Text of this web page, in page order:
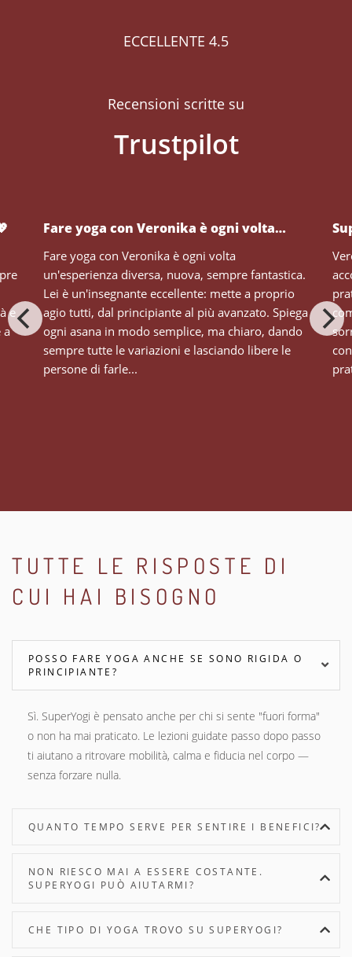
ECCELLENTE 4.5
Recensioni scritte su
Fare yoga con Veronika è ogni volta…
Fare yoga con Veronika è ogni volta
un'esperienza diversa, nuova, sempre fantastica.
Lei è un'insegnante eccellente: mette a proprio
agio tutti, dal principiante al più avanzato. Spiega
ogni asana in modo semplice, ma chiaro, dando
sempre tutte le variazioni e lasciando libere le
persone di farle...
e
a
TUTTE LE RISPOSTE DI
CUI HAI BISOGNO
POSSO FARE YOGA ANCHE SE SONO RIGIDA O
PRINCIPIANTE?
Sì. SuperYogi è pensato anche per chi si sente "fuori forma"
o non ha mai praticato. Le lezioni guidate passo dopo passo
ti aiutano a ritrovare mobilità, calma e fiducia nel corpo —
senza forzare nulla.
QUANTO TEMPO SERVE PER SENTIRE I BENEFICI?
NON RIESCO MAI A ESSERE COSTANTE.
SUPERYOGI PUÒ AIUTARMI?
CHE TIPO DI YOGA TROVO SU SUPERYOGI?